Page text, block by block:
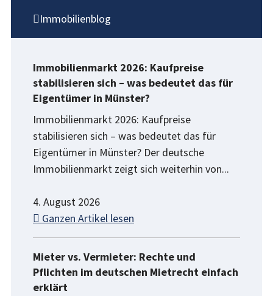
Immobilienblog
Immobilienmarkt 2026: Kaufpreise
stabilisieren sich – was bedeutet das für
Eigentümer in Münster?
Immobilienmarkt 2026: Kaufpreise
stabilisieren sich – was bedeutet das für
Eigentümer in Münster? Der deutsche
Immobilienmarkt zeigt sich weiterhin von...
4. August 2026
Ganzen Artikel lesen
Mieter vs. Vermieter: Rechte und
Pflichten im deutschen Mietrecht einfach
erklärt